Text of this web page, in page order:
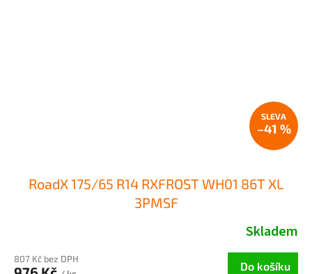
–41 %
RoadX 175/65 R14 RXFROST WH01 86T XL
3PMSF
Skladem
807 Kč bez DPH
Do košíku